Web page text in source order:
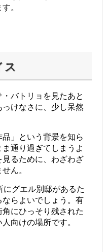
。
ス
バトリョを見たあと
けなさに、少し呆然
」という背景を知ら
通り過ぎてしまうよ
るために、わざわざ
ん。
グエル別邸があるた
らよいでしょう。有
にひっそり残された
向けの場所です。